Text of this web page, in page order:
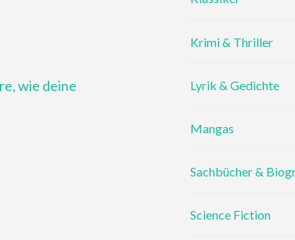
wie deine
Krimi & Thriller
Lyrik & Gedichte
Mangas
Sachbücher &
Science Fiction